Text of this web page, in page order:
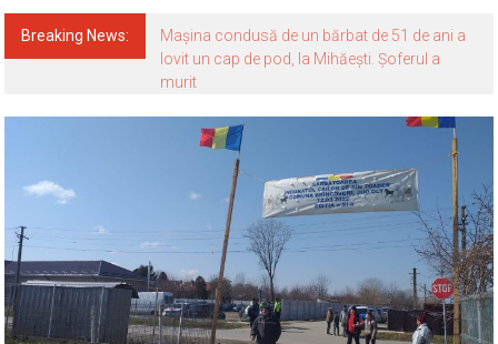
Olt
Breaking News:
Mașina condusă de un bărbat de 51 de ani a
lovit un cap de pod, la Mihăești. Șoferul a
murit